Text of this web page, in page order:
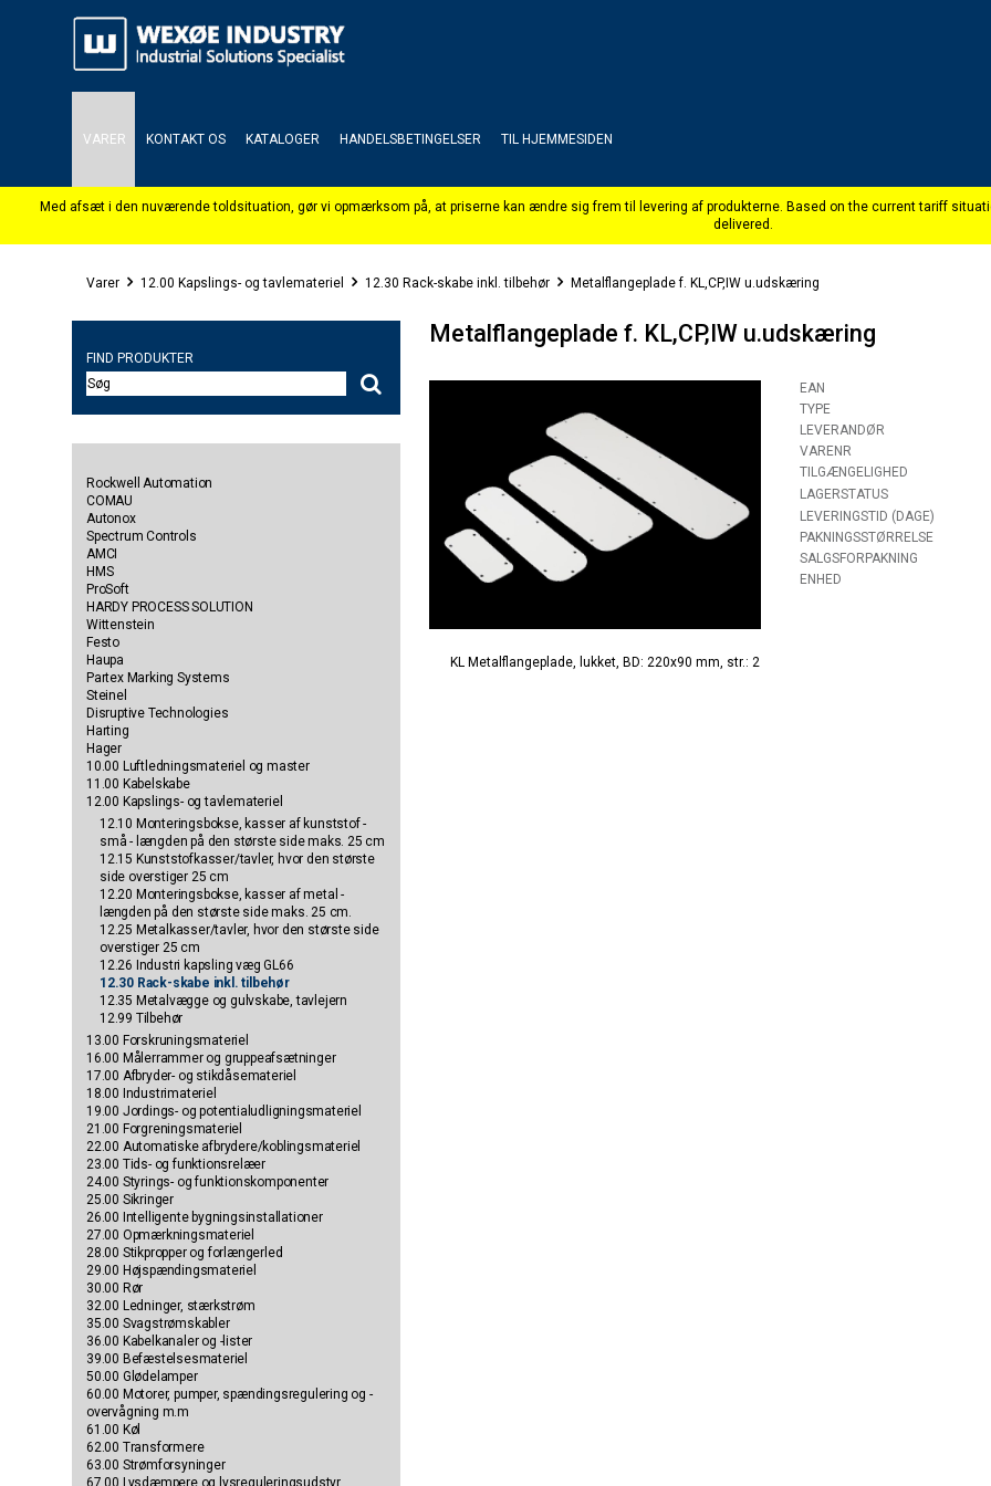
VARER KONTAKT OS KATALOGER HANDELSBETINGELSER TIL HJEMMESIDEN
Varer 12.00 Kapslings- og tavlemateriel 12.30 Rack-skabe inkl. tilbehør Metalflangeplade f. KL,CP,IW u.udskæring
FIND PRODUKTER
Rockwell Automation
COMAU
Autonox
Spectrum Controls
AMCI
HMS
ProSoft
HARDY PROCESS SOLUTION
Wittenstein
Festo
Haupa
Partex Marking Systems
Steinel
Disruptive Technologies
Harting
Hager
10.00 Luftledningsmateriel og master
11.00 Kabelskabe
12.00 Kapslings- og tavlemateriel
12.10 Monteringsbokse, kasser af kunststof -
små - længden på den største side maks. 25 cm
12.15 Kunststofkasser/tavler, hvor den største
side overstiger 25 cm
12.20 Monteringsbokse, kasser af metal -
længden på den største side maks. 25 cm.
12.25 Metalkasser/tavler, hvor den største side
overstiger 25 cm
12.26 Industri kapsling væg GL66
12.30 Rack-skabe inkl. tilbehør
12.35 Metalvægge og gulvskabe, tavlejern
12.99 Tilbehør
13.00 Forskruningsmateriel
16.00 Målerrammer og gruppeafsætninger
17.00 Afbryder- og stikdåsemateriel
18.00 Industrimateriel
19.00 Jordings- og potentialudligningsmateriel
21.00 Forgreningsmateriel
22.00 Automatiske afbrydere/koblingsmateriel
23.00 Tids- og funktionsrelæer
24.00 Styrings- og funktionskomponenter
25.00 Sikringer
26.00 Intelligente bygningsinstallationer
27.00 Opmærkningsmateriel
28.00 Stikpropper og forlængerled
29.00 Højspændingsmateriel
30.00 Rør
32.00 Ledninger, stærkstrøm
35.00 Svagstrømskabler
36.00 Kabelkanaler og -lister
39.00 Befæstelsesmateriel
50.00 Glødelamper
60.00 Motorer, pumper, spændingsregulering og -
overvågning m.m
61.00 Køl
62.00 Transformere
63.00 Strømforsyninger
Metalflangeplade f. KL,CP,IW u.udskæring
EAN
TYPE
LEVERANDØR
VARENR
TILGÆNGELIGHED
LAGERSTATUS
LEVERINGSTID (DAGE)
PAKNINGSSTØRRELSE
SALGSFORPAKNING
ENHED
KL Metalflangeplade, lukket, BD: 220x90 mm, str.: 2